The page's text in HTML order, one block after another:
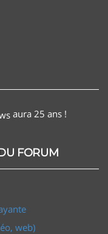
aura 25 ans !
FORUM
web)